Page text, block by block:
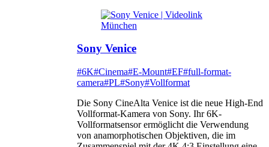
Sony Venice
#6K#Cinema#E-Mount#EF#full-format-
camera#PL#Sony#Vollformat
Die Sony CineAlta Venice ist die neue High-End
Vollformat-Kamera von Sony. Ihr 6K-
Vollformatsensor ermöglicht die Verwendung
von anamorphotischen Objektiven, die im